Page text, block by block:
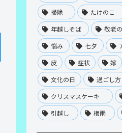
掃除
たけのこ
年越しそば
敬老
悩み
七夕
皮
症状 嫁
文化の日
過ごし方
クリスマスケーキ
引越し
梅雨